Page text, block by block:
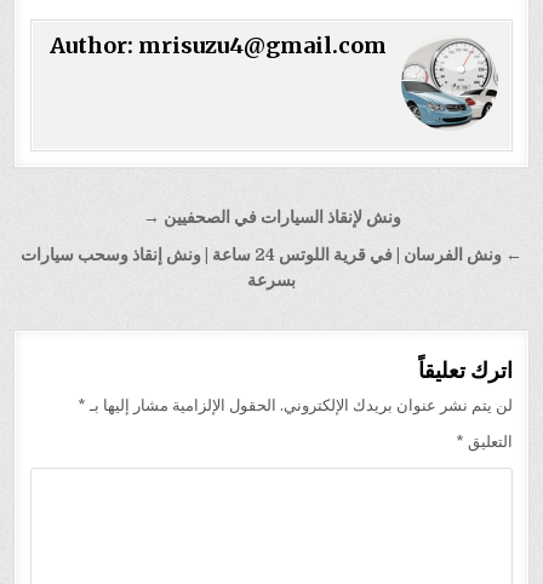
Author: mrisuzu4@gmail.com
المقالات
ونش لإنقاذ السيارات في الصحفيين →
← ونش الفرسان | في قرية اللوتس 24 ساعة | ونش إنقاذ وسحب سيارات
بسرعة
اترك تعليقاً
لن يتم نشر عنوان بريدك الإلكتروني. الحقول الإلزامية مشار إليها بـ *
التعليق *